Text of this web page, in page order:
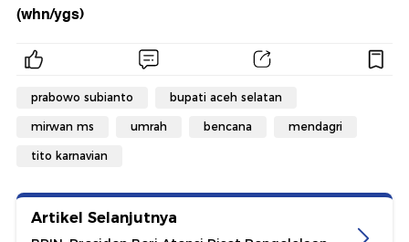
(whn/ygs)
prabowo subianto bupati aceh selatan
mirwan ms umrah bencana mendagri
tito karnavian
Artikel Selanjutnya